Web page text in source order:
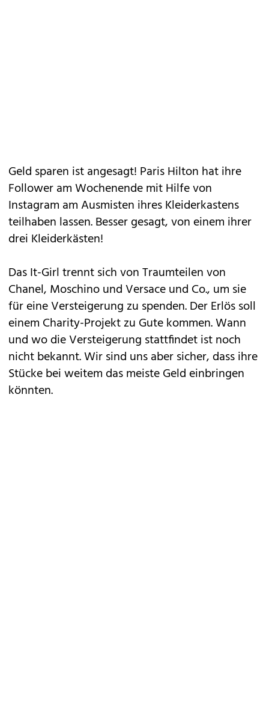
Geld sparen ist angesagt! Paris Hilton hat ihre
Follower am Wochenende mit Hilfe von
Instagram am Ausmisten ihres Kleiderkastens
teilhaben lassen. Besser gesagt, von einem ihrer
drei Kleiderkästen!
Das It-Girl trennt sich von Traumteilen von
Chanel, Moschino und Versace und Co., um sie
für eine Versteigerung zu spenden. Der Erlös soll
einem Charity-Projekt zu Gute kommen. Wann
und wo die Versteigerung stattfindet ist noch
nicht bekannt. Wir sind uns aber sicher, dass ihre
Stücke bei weitem das meiste Geld einbringen
könnten.